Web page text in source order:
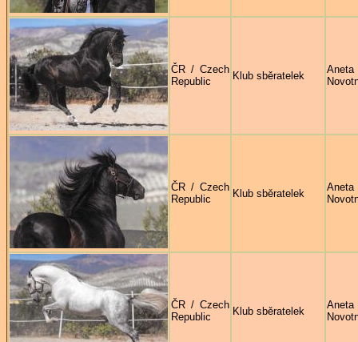
ČR / Czech
Republic
Klub sběratelek
Aneta
ČR / Czech
Republic
Klub sběratelek
Aneta
ČR / Czech
Republic
Klub sběratelek
Aneta